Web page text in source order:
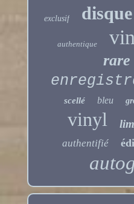
exclusif disque
authentique
rare
scellé bleu
vinyl
authentifié